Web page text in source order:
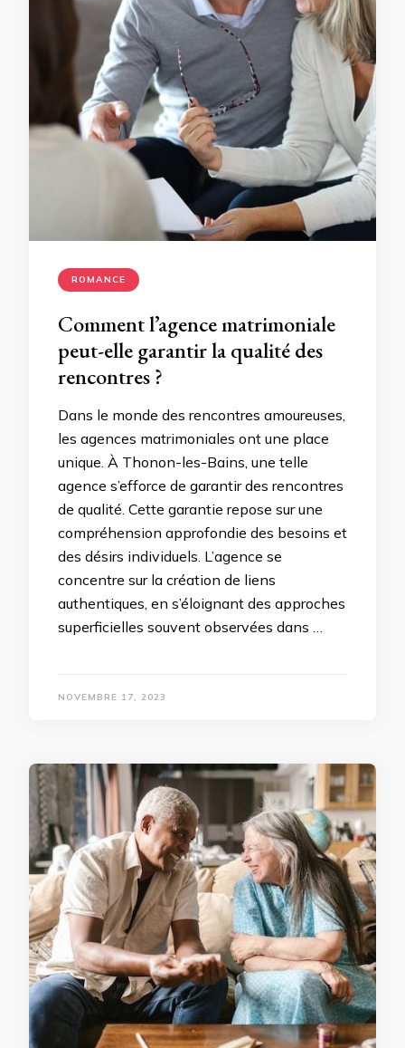
ROMANCE
Comment l’agence matrimoniale
peut-elle garantir la qualité des
rencontres ?
Dans le monde des rencontres amoureuses,
les agences matrimoniales ont une place
unique. À Thonon-les-Bains, une telle
agence s’efforce de garantir des rencontres
de qualité. Cette garantie repose sur une
compréhension approfondie des besoins et
des désirs individuels. L’agence se
concentre sur la création de liens
authentiques, en s’éloignant des approches
superficielles souvent observées dans …
NOVEMBRE 17, 2023